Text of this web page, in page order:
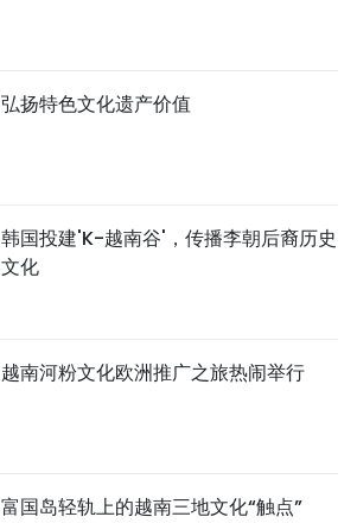
弘扬特色文化遗产价值
韩国投建'K-越南谷'，传播李朝后裔历史
文化
越南河粉文化欧洲推广之旅热闹举行
富国岛轻轨上的越南三地文化“触点”